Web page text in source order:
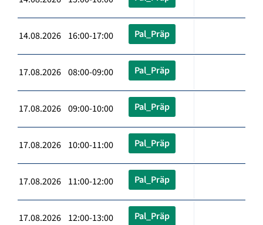
14.08.2026 16:00-17:00 Pal_Präp
17.08.2026 08:00-09:00 Pal_Präp
17.08.2026 09:00-10:00 Pal_Präp
17.08.2026 10:00-11:00 Pal_Präp
17.08.2026 11:00-12:00 Pal_Präp
17.08.2026 12:00-13:00 Pal_Präp